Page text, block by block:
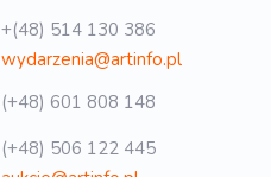
+(48) 514 130 386
wydarzenia@artinfo.pl
(+48) 601 808 148
(+48) 506 122 445